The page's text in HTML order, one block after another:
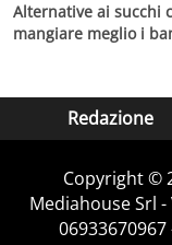
Alternative ai succhi
mangiare meglio i
Redazione
Copyright ©
Mediahouse Srl -